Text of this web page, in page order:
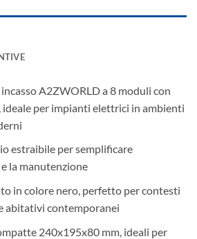
A2ZWORLD a 8 moduli con
per impianti elettrici in ambienti
estraibile per semplificare
la manutenzione
in colore nero, perfetto per contesti
abitativi contemporanei
240x195x80 mm, ideali per